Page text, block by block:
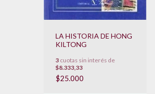
LA HISTORIA DE HONG
KILTONG
3 cuotas sin interés de
$8.333,33
$25.000